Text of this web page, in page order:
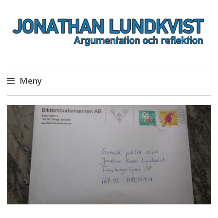
Jonathan Lundkvist
Meny
Hoppa
innehåll